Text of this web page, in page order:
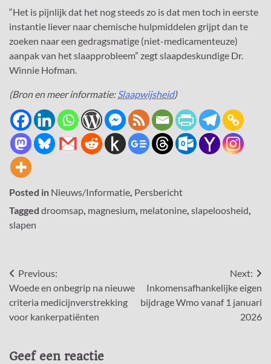
“Het is pijnlijk dat het nog steeds zo is dat men toch in eerste
instantie liever naar chemische hulpmiddelen grijpt dan te
zoeken naar een gedragsmatige (niet-medicamenteuze)
aanpak van het slaapprobleem” zegt slaapdeskundige Dr.
Winnie Hofman.
(Bron en meer informatie:Slaapwijsheid)
Posted in Nieuws/Informatie, Persbericht
Tagged droomsap, magnesium, melatonine, slapeloosheid,
slapen
Bericht
navigatie
Previous:
Woede en onbegrip na nieuwe
criteria medicijnverstrekking
voor kankerpatiënten
Next:
Inkomensafhankelijke eigen
bijdrage Wmo vanaf 1 januari
2026
Geef een reactie